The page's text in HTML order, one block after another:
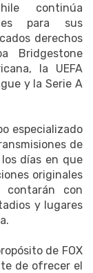
continúa
para sus
derechos
Bridgestone
la UEFA
y la Serie A
especializado
de
días en que
originales
contarán con
y lugares
de FOX
de ofrecer el